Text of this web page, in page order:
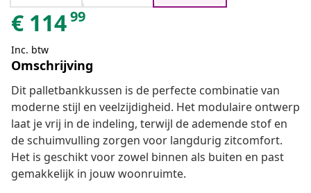
€ 11499
Inc. btw
Omschrijving
Dit palletbankkussen is de perfecte combinatie van
moderne stijl en veelzijdigheid. Het modulaire ontwerp
laat je vrij in de indeling, terwijl de ademende stof en
de schuimvulling zorgen voor langdurig zitcomfort.
Het is geschikt voor zowel binnen als buiten en past
gemakkelijk in jouw woonruimte.